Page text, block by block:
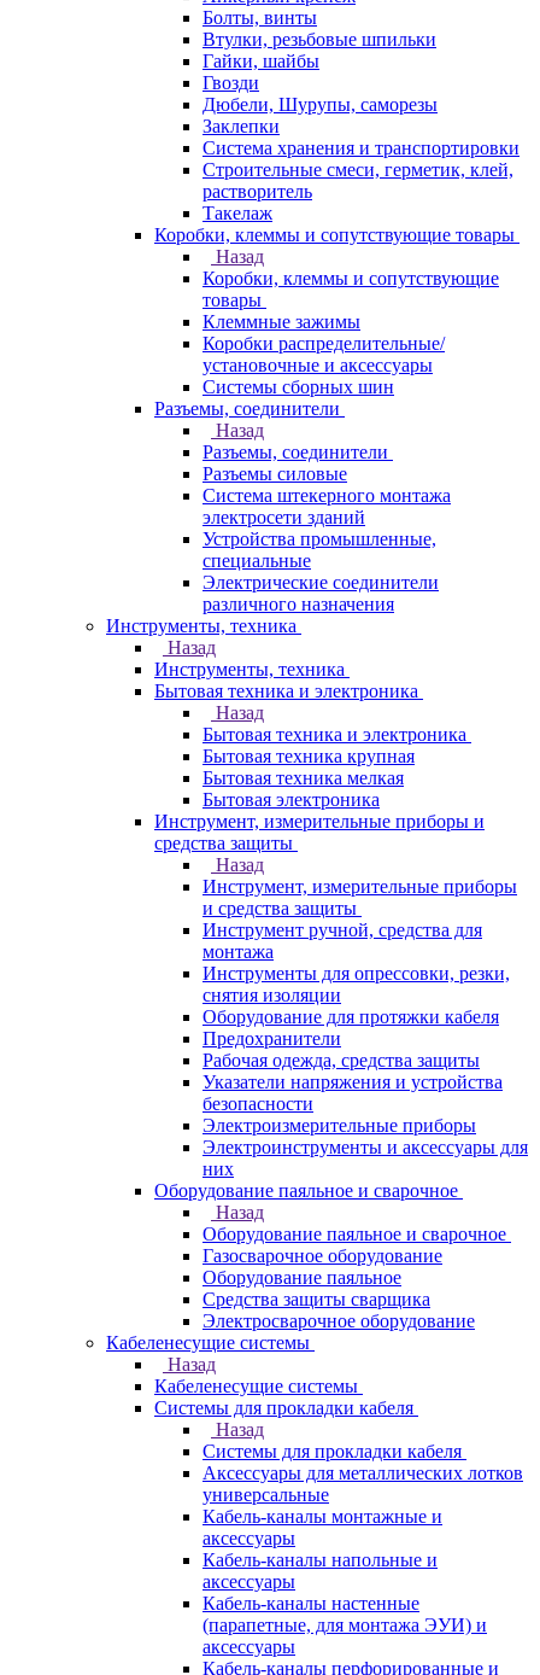
Болты, винты
Втулки, резьбовые шпильки
Гайки, шайбы
Гвозди
Дюбели, Шурупы, саморезы
Заклепки
Система хранения и транспортировки
Строительные смеси, герметик, клей,
растворитель
Такелаж
Коробки, клеммы и сопутствующие товары
Назад
Коробки, клеммы и сопутствующие
товары
Клеммные зажимы
Коробки распределительные/
установочные и аксессуары
Системы сборных шин
Разъемы, соединители
Назад
Разъемы, соединители
Разъемы силовые
Система штекерного монтажа
электросети зданий
Устройства промышленные,
специальные
Электрические соединители
различного назначения
Инструменты, техника
Назад
Инструменты, техника
Бытовая техника и электроника
Назад
Бытовая техника и электроника
Бытовая техника крупная
Бытовая техника мелкая
Бытовая электроника
Инструмент, измерительные приборы и
средства защиты
Назад
Инструмент, измерительные приборы
и средства защиты
Инструмент ручной, средства для
монтажа
Инструменты для опрессовки, резки,
снятия изоляции
Оборудование для протяжки кабеля
Предохранители
Рабочая одежда, средства защиты
Указатели напряжения и устройства
безопасности
Электроизмерительные приборы
Электроинструменты и аксессуары для
них
Оборудование паяльное и сварочное
Назад
Оборудование паяльное и сварочное
Газосварочное оборудование
Оборудование паяльное
Средства защиты сварщика
Электросварочное оборудование
Кабеленесущие системы
Назад
Кабеленесущие системы
Системы для прокладки кабеля
Назад
Системы для прокладки кабеля
Аксессуары для металлических лотков
универсальные
Кабель-каналы монтажные и
аксессуары
Кабель-каналы напольные и
аксессуары
Кабель-каналы настенные
(парапетные, для монтажа ЭУИ) и
аксессуары
Кабель-каналы перфорированные и